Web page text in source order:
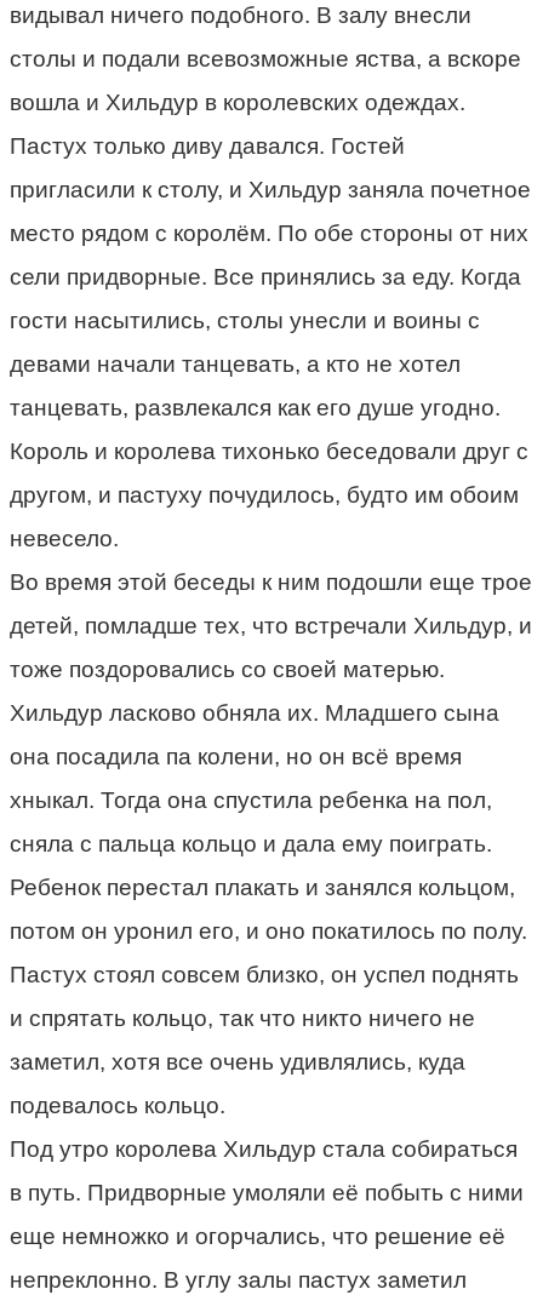
видывал ничего подобного. В залу внесли
столы и подали всевозможные яства, а вскоре
вошла и Хильдур в королевских одеждах.
Пастух только диву давался. Гостей
пригласили к столу, и Хильдур заняла почетное
место рядом с королём. По обе стороны от них
сели придворные. Все принялись за еду. Когда
гости насытились, столы унесли и воины с
девами начали танцевать, а кто не хотел
танцевать, развлекался как его душе угодно.
Король и королева тихонько беседовали друг с
другом, и пастуху почудилось, будто им обоим
невесело.
Во время этой беседы к ним подошли еще трое
детей, помладше тех, что встречали Хильдур, и
тоже поздоровались со своей матерью.
Хильдур ласково обняла их. Младшего сына
она посадила па колени, но он всё время
хныкал. Тогда она спустила ребенка на пол,
сняла с пальца кольцо и дала ему поиграть.
Ребенок перестал плакать и занялся кольцом,
потом он уронил его, и оно покатилось по полу.
Пастух стоял совсем близко, он успел поднять
и спрятать кольцо, так что никто ничего не
заметил, хотя все очень удивлялись, куда
подевалось кольцо.
Под утро королева Хильдур стала собираться
в путь. Придворные умоляли её побыть с ними
еще немножко и огорчались, что решение её
непреклонно. В углу залы пастух заметил